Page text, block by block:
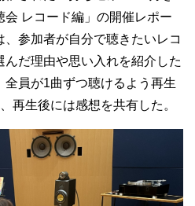
レコード編」の開催レポー
、参加者が自分で聴きたいレコ
だ理由や思い入れを紹介した
全員が1曲ずつ聴けるよう再生
再生後には感想を共有した。